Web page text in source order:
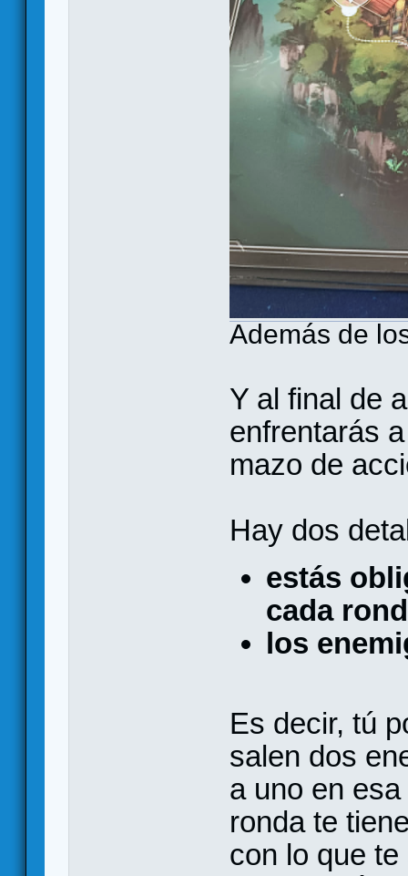
Además de
Y al final de
enfrentarás
mazo de
Hay dos
estás
cada
los
Es decir, tú
salen dos
a uno en
ronda te
con lo que